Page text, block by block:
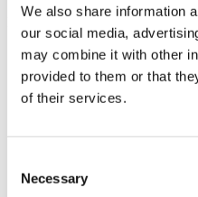
We also share information
our social media,
may combine it with other
provided to them or that
of their services.
Selection
Necessary
Ванная комната для
Парковка для людей с
Доступно для людей с
Туалет для людей с
Местная аптека
Международные газеты